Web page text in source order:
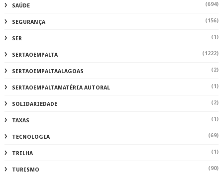
SAÚDE (694)
SEGURANÇA (156)
SER (1)
SERTAOEMPALTA (1222)
SERTAOEMPALTAALAGOAS (2)
SERTAOEMPALTAMATÉRIA AUTORAL (1)
SOLIDARIEDADE (2)
TAXAS (1)
TECNOLOGIA (69)
TRILHA (1)
TURISMO (90)